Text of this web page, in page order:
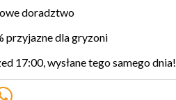
doradztwo
przyjazne dla gryzoni
17:00, wysłane tego samego dnia!